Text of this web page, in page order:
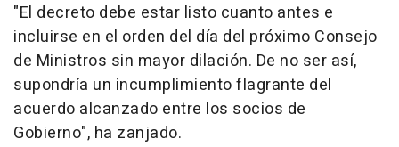
"El decreto debe estar listo cuanto antes e
incluirse en el orden del día del próximo Consejo
de Ministros sin mayor dilación. De no ser así,
supondría un incumplimiento flagrante del
acuerdo alcanzado entre los socios de
Gobierno", ha zanjado.